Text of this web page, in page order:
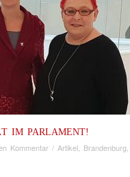
IM PARLAMENT!
Kommentar / Artikel Brandenburg